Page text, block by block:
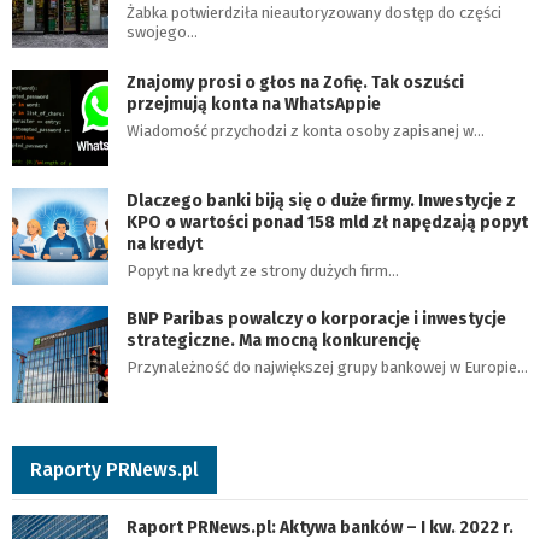
Żabka potwierdziła nieautoryzowany dostęp do części
swojego…
Znajomy prosi o głos na Zofię. Tak oszuści
przejmują konta na WhatsAppie
Wiadomość przychodzi z konta osoby zapisanej w…
Dlaczego banki biją się o duże firmy. Inwestycje z
KPO o wartości ponad 158 mld zł napędzają popyt
na kredyt
Popyt na kredyt ze strony dużych firm…
BNP Paribas powalczy o korporacje i inwestycje
strategiczne. Ma mocną konkurencję
Przynależność do największej grupy bankowej w Europie…
Raporty PRNews.pl
Raport PRNews.pl: Aktywa banków – I kw. 2022 r.